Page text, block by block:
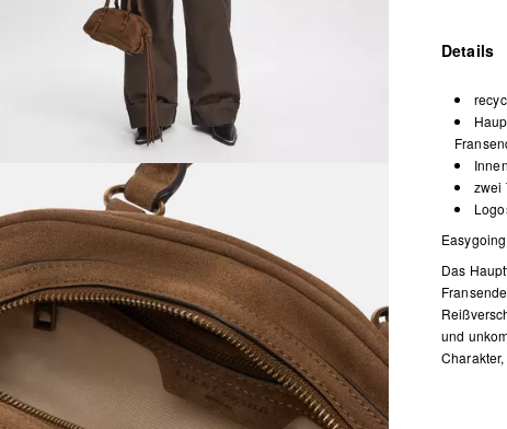
Details
zwei
Das
und